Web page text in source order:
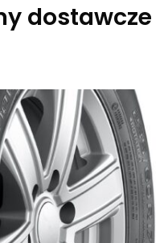
dostawcze